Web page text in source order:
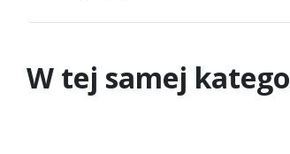
W tej samej